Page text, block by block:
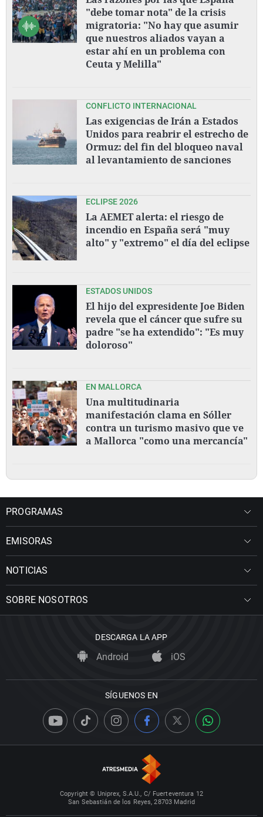
"debe tomar nota" de la crisis
migratoria: "No hay que asumir
que nuestros aliados vayan a
estar ahí en un problema con
Ceuta y Melilla"
CONFLICTO INTERNACIONAL
Las exigencias de Irán a Estados
Unidos para reabrir el estrecho de
Ormuz: del fin del bloqueo naval
al levantamiento de sanciones
ECLIPSE 2026
La AEMET alerta: el riesgo de
incendio en España será "muy
alto" y "extremo" el día del eclipse
ESTADOS UNIDOS
El hijo del expresidente Joe Biden
revela que el cáncer que sufre su
padre "se ha extendido": "Es muy
doloroso"
EN MALLORCA
Una multitudinaria
manifestación clama en Sóller
contra un turismo masivo que ve
a Mallorca "como una mercancía"
PROGRAMAS
EMISORAS
NOTICIAS
SOBRE NOSOTROS
DESCARGA LA APP
Android iOS
SÍGUENOS EN
Copyright © Uniprex, S.A.U., C/ Fuerteventura 12
San Sebastián de los Reyes, 28703 Madrid